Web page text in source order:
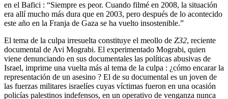
en el Bafici : “Siempre es peor. Cuando filmé en 2008, la situación
era allí mucho más dura que en 2003, pero después de lo acontecido
este año en la Franja de Gaza se ha vuelto insostenible.”
El tema de la culpa irresuelta constituye el meollo de Z32, reciente
documental de Avi Mograbi. El experimentado Mograbi, quien
viene denunciando en sus documentales las políticas abusivas de
Israel, imprime una vuelta más al tema de la culpa : ¿cómo encarar la
representación de un asesino ? El de su documental es un joven de
las fuerzas militares israelíes cuyas víctimas fueron en una ocasión
policías palestinos indefensos, en un operativo de venganza nunca